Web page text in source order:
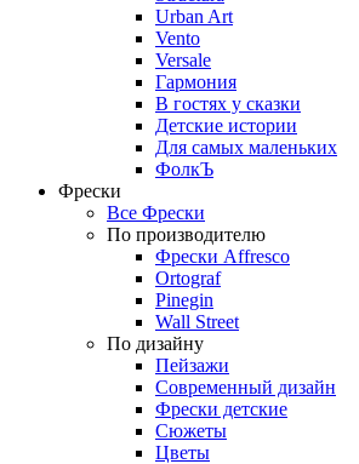
Urban Art
Vento
Versale
Гармония
В гостях у сказки
Детские истории
Для самых маленьких
ФолкЪ
Фрески
Все Фрески
По производителю
Фрески Affresco
Ortograf
Pinegin
Wall Street
По дизайну
Пейзажи
Современный дизайн
Фрески детские
Сюжеты
Цветы